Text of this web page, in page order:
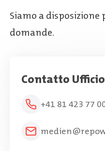
Siamo a
domande.
Contatto
+41 81 423 77